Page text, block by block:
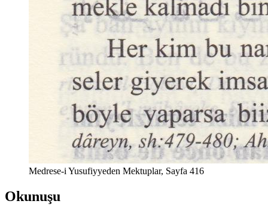
Medrese-i Yusufiyyeden Mektuplar, Sayfa 416
Okunuşu